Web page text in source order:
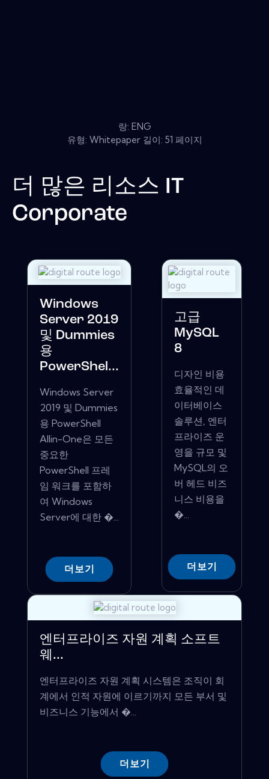
랑: ENG
유형: Whitepaper 길이: 51 페이지
더 많은 리소스 IT
Corporate
Windows
Server 2019
및 Dummies
용
PowerShel...
Windows Server
2019 및 Dummies
용 PowerShell
Allin-One은 모든
중요한
PowerShell 프레
임 워크를 포함하
여 Windows
Server에 대한 �...
더보기
고급
MySQL
8
디자인 비용
효율적인 데
이터베이스
솔루션, 엔터
프라이즈 운
영을 규모 및
MySQL의 오
버 헤드 비즈
니스 비용을
�...
더보기
엔터프라이즈 자원 계획 소프트
웨...
엔터프라이즈 자원 계획 시스템은 조직이 회
계에서 인적 자원에 이르기까지 모든 부서 및
비즈니스 기능에서 �...
더보기